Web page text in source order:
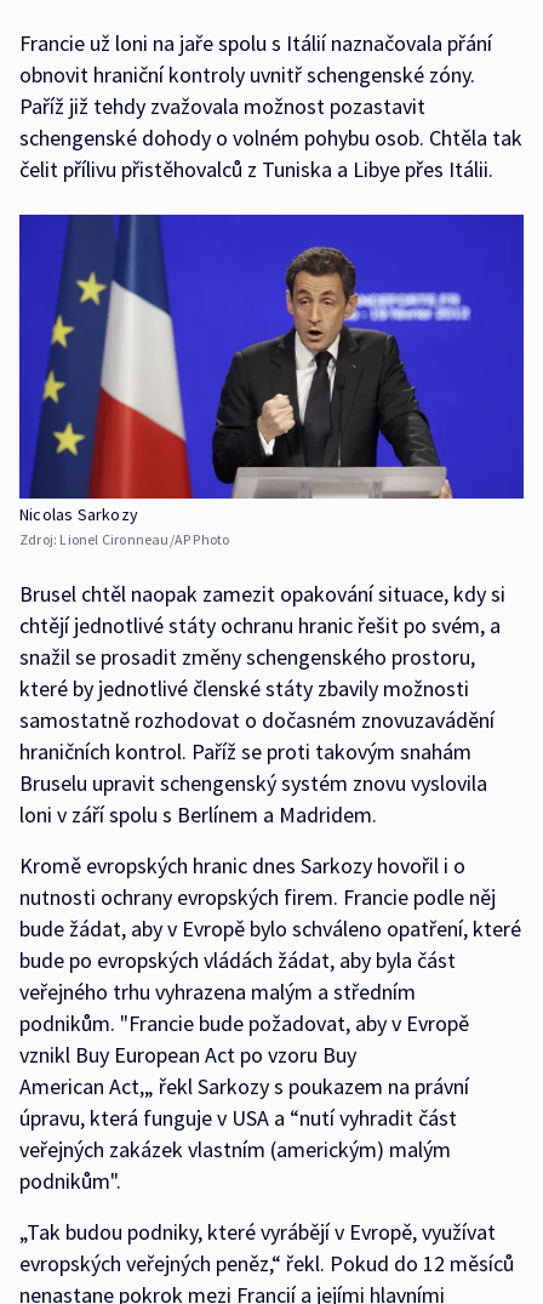
Francie už loni na jaře spolu s Itálií naznačovala přání
obnovit hraniční kontroly uvnitř schengenské zóny.
Paříž již tehdy zvažovala možnost pozastavit
schengenské dohody o volném pohybu osob. Chtěla tak
čelit přílivu přistěhovalců z Tuniska a Libye přes Itálii.
Nicolas Sarkozy
Zdroj: Lionel Cironneau/AP Photo
Brusel chtěl naopak zamezit opakování situace, kdy si
chtějí jednotlivé státy ochranu hranic řešit po svém, a
snažil se prosadit změny schengenského prostoru,
které by jednotlivé členské státy zbavily možnosti
samostatně rozhodovat o dočasném znovuzavádění
hraničních kontrol. Paříž se proti takovým snahám
Bruselu upravit schengenský systém znovu vyslovila
loni v září spolu s Berlínem a Madridem.
Kromě evropských hranic dnes Sarkozy hovořil i o
nutnosti ochrany evropských firem. Francie podle něj
bude žádat, aby v Evropě bylo schváleno opatření, které
bude po evropských vládách žádat, aby byla část
veřejného trhu vyhrazena malým a středním
podnikům. "Francie bude požadovat, aby v Evropě
vznikl Buy European Act po vzoru Buy
American Act,„ řekl Sarkozy s poukazem na právní
úpravu, která funguje v USA a “nutí vyhradit část
veřejných zakázek vlastním (americkým) malým
podnikům".
„Tak budou podniky, které vyrábějí v Evropě, využívat
evropských veřejných peněz,“ řekl. Pokud do 12 měsíců
nenastane pokrok mezi Francií a jejími hlavními